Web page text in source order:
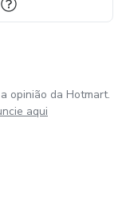
opinião da Hotmart.
aqui